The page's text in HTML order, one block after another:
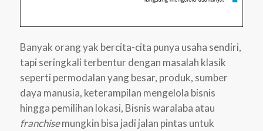
Banyak orang yak bercita-cita punya usaha sendiri,
tapi seringkali terbentur dengan masalah klasik
seperti permodalan yang besar, produk, sumber
daya manusia, keterampilan mengelola bisnis
hingga pemilihan lokasi, Bisnis waralaba atau
franchisemungkin bisa jadi jalan pintas untuk